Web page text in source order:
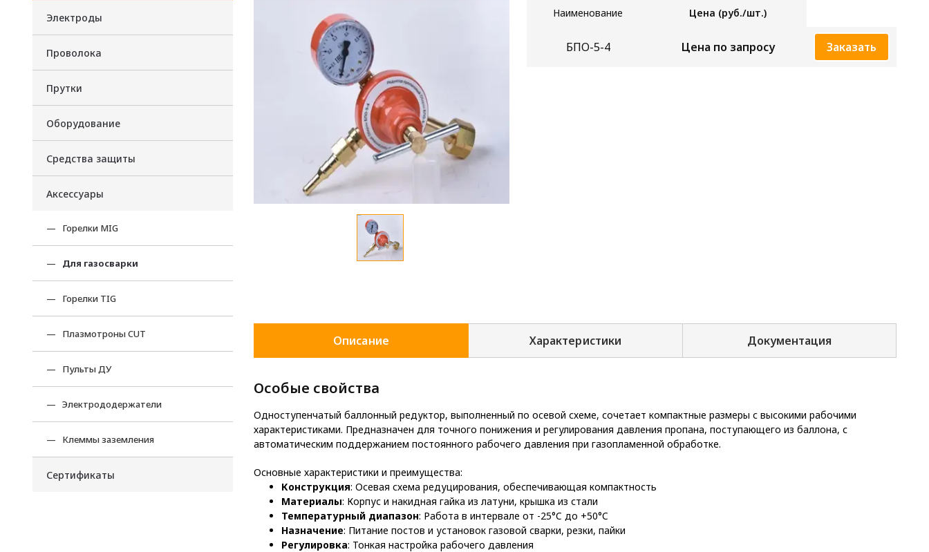
Электроды
Проволока
Прутки
Оборудование
Средства защиты
Аксессуары
Горелки MIG
Для газосварки
Горелки TIG
Плазмотроны CUT
Пульты ДУ
Электрододержатели
Клеммы заземления
Сертификаты
Наименование Цена (руб./шт.)
БПО-5-4 Цена по запросу Заказать
Описание Характеристики Документация
Особые свойства
Одноступенчатый баллонный редуктор, выполненный по осевой схеме, сочетает компактные размеры с высокими рабочими
характеристиками. Предназначен для точного понижения и регулирования давления пропана, поступающего из баллона, с
автоматическим поддержанием постоянного рабочего давления при газопламенной обработке.
Основные характеристики и преимущества:
Конструкция: Осевая схема редуцирования, обеспечивающая компактность
Материалы: Корпус и накидная гайка из латуни, крышка из стали
Температурный диапазон: Работа в интервале от -25°C до +50°C
Назначение: Питание постов и установок газовой сварки, резки, пайки
Регулировка: Тонкая настройка рабочего давления